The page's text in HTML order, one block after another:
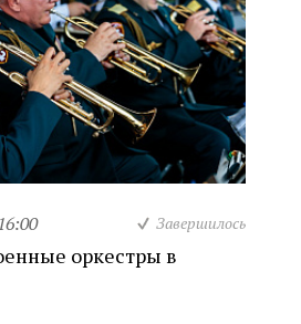
Завершилось
оркестры в